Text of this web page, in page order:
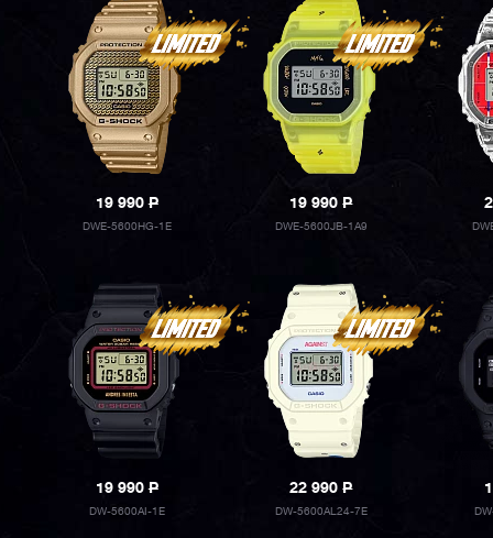
19 990P
DWE-5600HG-1E
19 990P
DWE-5600JB-1A9
19 990P
DW-5600AI-1E
22 990P
DW-5600AL24-7E